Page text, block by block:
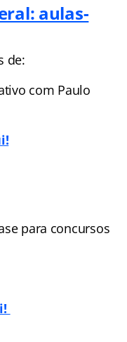
aulas-
de:
com Paulo
para concursos